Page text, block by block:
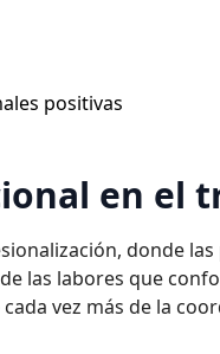
positivas
en el
donde
las labores que
vez más de la